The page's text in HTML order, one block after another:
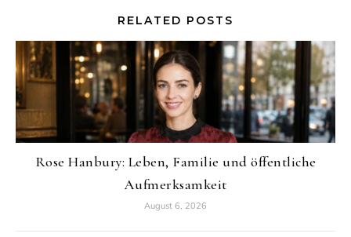
RELATED POSTS
Rose Hanbury: Leben, Familie und öffentliche
Aufmerksamkeit
August 6, 2026